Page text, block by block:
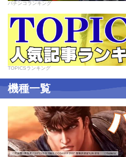
パチンコランキング
TOPICSランキング
機種一覧